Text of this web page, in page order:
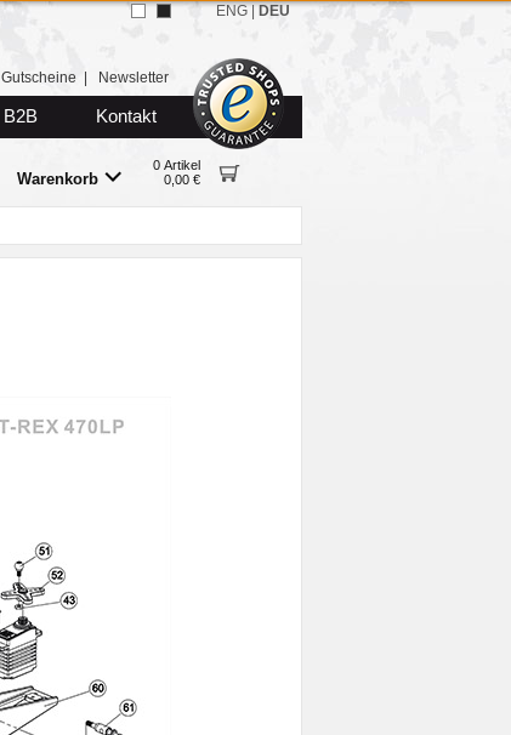
Gutscheine Newsletter
B2B Kontakt
Warenkorb
0 Artikel
0,00 €
ENG DEU